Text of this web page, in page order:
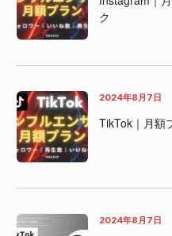
ク
2024年8月7日
TikTok｜月額
2024年8月7日